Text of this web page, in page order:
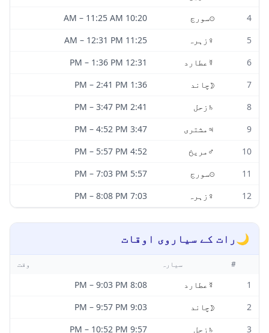
4
☉سورج 10:20 AM
– 11:25 AM
5
♀ زہرہ 11:25 AM
– 12:31 PM
6
☿ عطارد 12:31 PM
– 1:36 PM
7
☽چاند 1:36 PM
– 2:41 PM
8
♄ زحل 2:41 PM
– 3:47 PM
9
♃ مشتری 3:47 PM
– 4:52 PM
10
♂ مریخ 4:52 PM
– 5:57 PM
11
☉سورج 5:57 PM
– 7:03 PM
12
♀ زہرہ 7:03 PM
– 8:08 PM
🌙رات کے سیاروی اوقات
# سیارہ وقت
1
☿ عطارد 8:08 PM
– 9:03 PM
2
☽چاند 9:03 PM
– 9:57 PM
3
♄ زحل 9:57 PM
– 10:52 PM